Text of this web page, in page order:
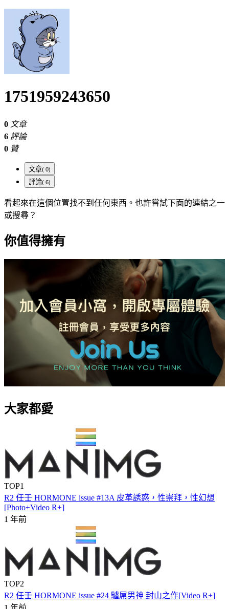
1751959243650
0 文章
6 評論
0 贊
文章 ( 0)
評論 ( 6)
看起來在這個位置找不到任何東西。也許嘗試下面的連結之一
或搜尋？
你值得擁有
大家都愛
TOP1
R2 任壬 HORMONE issue #13A 皮革誘惑，性崇拜，性幻想
[Photo+Video R+]
1 年前
TOP2
R2 任壬 HORMONE issue #24 驢屌男神 封山之作[Video R+]